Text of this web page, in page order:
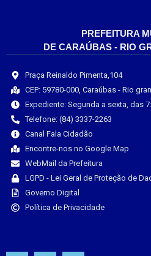
PREFEITURA
DE CARAÚBAS - RIO
Praça Reinaldo Pimenta,104
CEP: 59780-000, Caraúbas - Rio
Expediente: Segunda a sexta, das
Telefone: (84) 3337-2263
Canal Fala Cidadão
Encontre-nos no Google Map
WebMail da Prefeitura
LGPD - Lei Geral de Proteção de
Governo Digital
Política de Privacidade